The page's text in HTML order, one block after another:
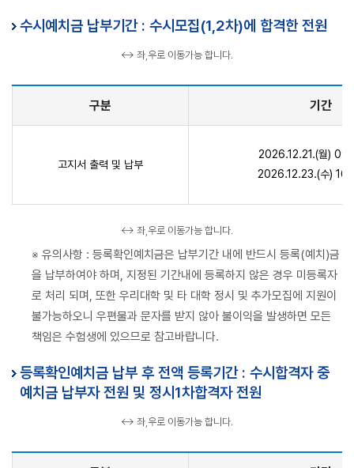
수시예치금 납부기간 : 수시모집(1,2차)에 합격한 전원
↔ 좌,우로 이동가능 합니다.
구분 기간
고지서 출력 및 납부
2026.12.21.(월)
2026.12.23.(수)
↔ 좌,우로 이동가능 합니다.
※ 유의사항 : 등록확인예치금은 납부기간 내에 반드시 등록(예치)금
을 납부하여야 하며, 지정된 기간내에 등록하지 않은 경우 미등록자
로 처리 되며, 또한 우리대학 및 타 대학 정시 및 추가모집에 지원이
불가능하오니 우편물과 문자를 받지 않아 불이익을 발생하면 모든
책임은 수험생에 있으므로 참고바랍니다.
등록확인예치금 납부 후 전액 등록기간 : 수시합격자 중
예치금 납부자 전원 및 정시1차합격자 전원
↔ 좌,우로 이동가능 합니다.